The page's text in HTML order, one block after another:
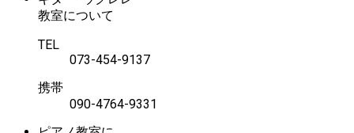
教室について
TEL
073-454-9137
携帯
090-4764-9331